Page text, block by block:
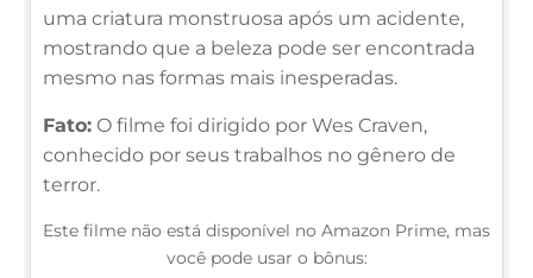
uma criatura monstruosa após um acidente,
mostrando que a beleza pode ser encontrada
mesmo nas formas mais inesperadas.
Fato: O filme foi dirigido por Wes Craven,
conhecido por seus trabalhos no gênero de
terror.
Este filme não está disponível no Amazon Prime, mas
você pode usar o bônus: